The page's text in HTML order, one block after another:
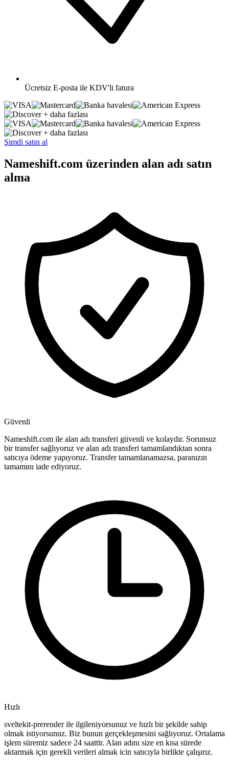
Ücretsiz E-posta ile KDV'li fatura
+ daha fazlası
+ daha fazlası
Şimdi satın al
Nameshift.com üzerinden alan adı satın
alma
Güvenli
Nameshift.com ile alan adı transferi güvenli ve kolaydır. Sorunsuz
bir transfer sağlıyoruz ve alan adı transferi tamamlandıktan sonra
satıcıya ödeme yapıyoruz. Transfer tamamlanamazsa, paranızın
tamamını iade ediyoruz.
Hızlı
sveltekit-prerender ile ilgileniyorsunuz ve hızlı bir şekilde sahip
olmak istiyorsunuz. Biz bunun gerçekleşmesini sağlıyoruz. Ortalama
işlem süremiz sadece 24 saattir. Alan adını size en kısa sürede
aktarmak için gerekli verileri almak icin satıcıyla birlikte çalışırız.